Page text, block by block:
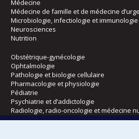
Médecine
Médecine de famille et de médecine
Microbiologie, infectiologie et immunologie
Neurosciences
Nutrition
Obstétrique-gynécologie
Ophtalmologie
Pathologie et biologie cellulaire
Pharmacologie et physiologie
Pédiatrie
Psychiatrie et d’addictologie
Radiologie, radio-oncologie et médecine